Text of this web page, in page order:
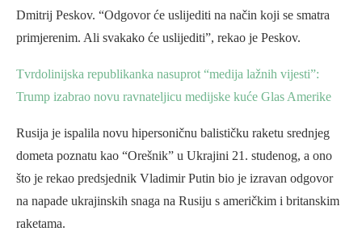
Dmitrij Peskov. “Odgovor će uslijediti na način koji se smatra
primjerenim. Ali svakako će uslijediti”, rekao je Peskov.
Tvrdolinijska republikanka nasuprot “medija lažnih vijesti”:
Trump izabrao novu ravnateljicu medijske kuće Glas Amerike
Rusija je ispalila novu hipersoničnu balističku raketu srednjeg
dometa poznatu kao “Orešnik” u Ukrajini 21. studenog, a ono
što je rekao predsjednik Vladimir Putin bio je izravan odgovor
na napade ukrajinskih snaga na Rusiju s američkim i britanskim
raketama.